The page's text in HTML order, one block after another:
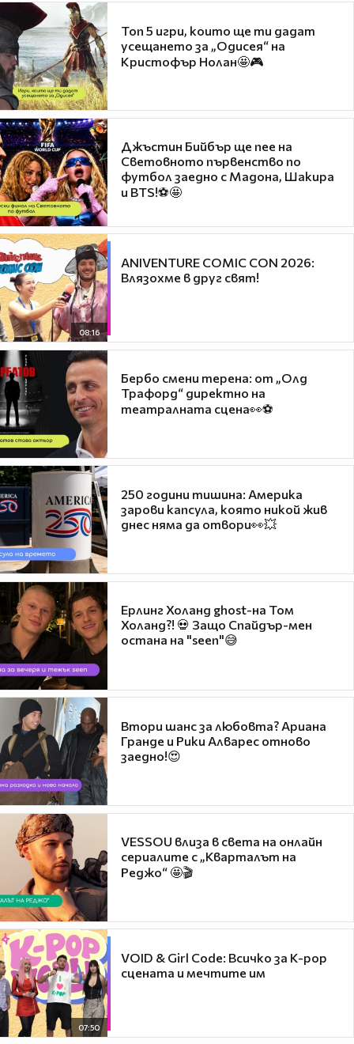
Топ 5 игри, които ще ти дадат
усещането за „Одисея“ на
Кристофър Нолан🤩🎮
Джъстин Бийбър ще пее на
Световното първенство по
футбол заедно с Мадона, Шакира
и BTS!⚽🤩
08:16
ANIVENTURE COMIC CON 2026:
Влязохме в друг свят!
Бербо смени терена: от „Олд
Трафорд“ директно на
театралната сцена👀⚽
250 години тишина: Америка
зарови капсула, която никой жив
днес няма да отвори👀💥
Ерлинг Холанд ghost-на Том
Холанд?! 💀 Защо Спайдър-мен
остана на "seen"😅
Втори шанс за любовта? Ариана
Гранде и Рики Алварес отново
заедно!😍
VESSOU влиза в света на онлайн
сериалите с „Кварталът на
Реджо“ 🤩🎬
07:50
VOID & Girl Code: Всичко за K-pop
сцената и мечтите им